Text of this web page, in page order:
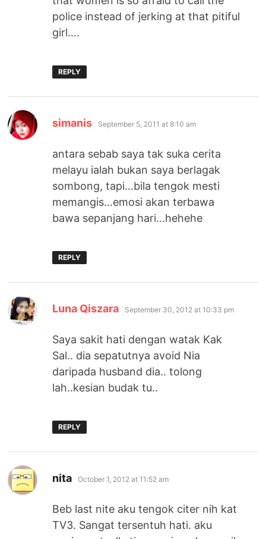
police instead of jerking at that pitiful
girl….
REPLY
simanis says:
September 5, 2011 at 8:10 am
antara sebab saya tak suka cerita
melayu ialah bukan saya berlagak
sombong, tapi…bila tengok mesti
memangis…emosi akan terbawa
bawa sepanjang hari…hehehe
REPLY
Luna Qiszara says:
September 30, 2012 at 10:33 pm
Saya sakit hati dengan watak Kak
Sal.. dia sepatutnya avoid Nia
daripada husband dia.. tolong
lah..kesian budak tu..
REPLY
nita says:
October 1, 2012 at 11:52 am
Beb last nite aku tengok citer nih kat
TV3. Sangat tersentuh hati. aku